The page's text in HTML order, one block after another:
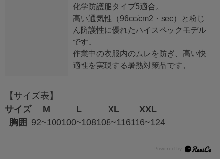
化学防護服タイプ5適合。
高い通気性（96cc/cm2・sec）と粉じ
ん防護性に優れたハイスペックモデル
です。
作業中の衣服内のムレを防ぎ、高い快
適性を実現する暑熱対策品です。
【サイズ表】
サイズ
M L XL
XXL
胸囲
92~100100~108108~116116~124